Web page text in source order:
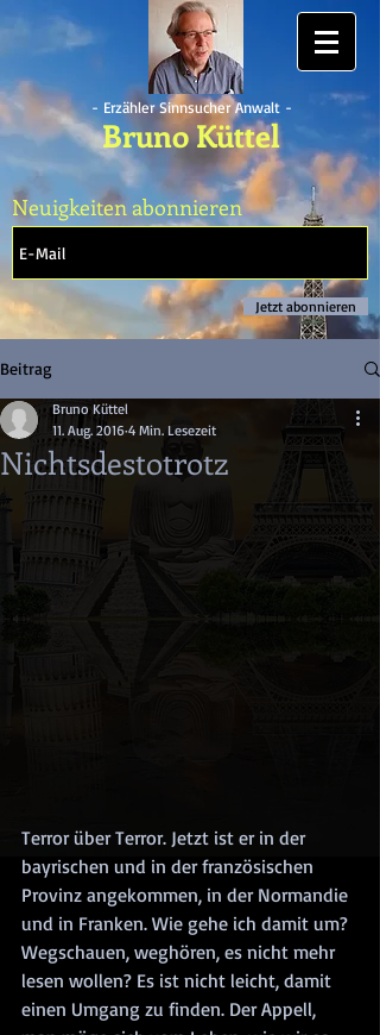
- Erzähler Sinnsucher Anwalt -
Bruno Küttel
Neuigkeiten abonnieren
Jetzt abonnieren
Beitrag
Nichtsdestotrotz
Bruno Küttel
11. Aug. 2016 4 Min. Lesezeit
Terror über Terror. Jetzt ist er in der
bayrischen und in der französischen
Provinz angekommen, in der Normandie
und in Franken. Wie gehe ich damit um?
Wegschauen, weghören, es nicht mehr
lesen wollen? Es ist nicht leicht, damit
einen Umgang zu finden. Der Appell,